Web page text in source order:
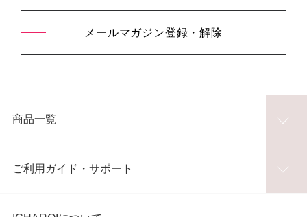
メールマガジン登録・解除
商品一覧
ご利用ガイド・サポート